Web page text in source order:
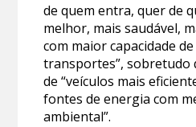
de quem entra, quer de
melhor, mais saudável,
com maior capacidade
transportes”, sobretudo
de “veículos mais
fontes de energia com
ambiental”.